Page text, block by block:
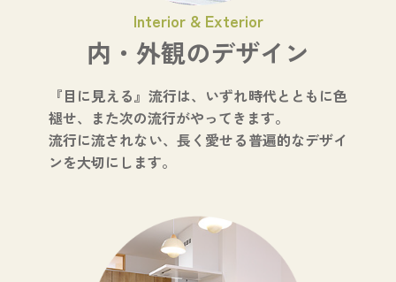
Interior & Exterior
内・外観のデザイン
『目に見える』流行は、いずれ時代とともに色
褪せ、また次の流行がやってきます。
流行に流されない、長く愛せる普遍的なデザイ
ンを大切にします。